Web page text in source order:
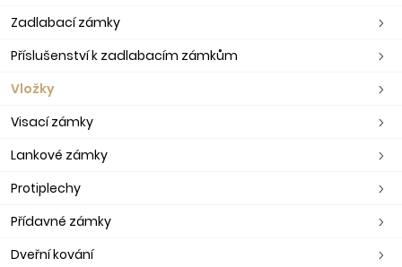
Zadlabací zámky
Příslušenství k zadlabacím zámkům
Vložky
Visací zámky
Lankové zámky
Protiplechy
Přídavné zámky
Dveřní kování